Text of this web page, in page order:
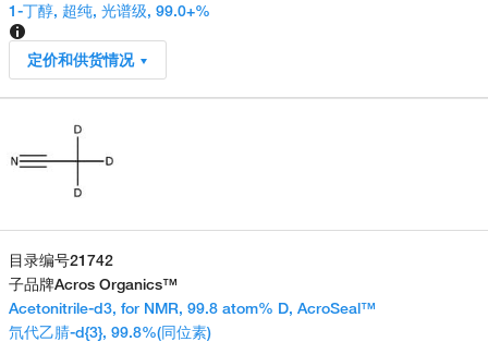
1-丁醇, 超纯, 光谱级, 99.0+%
定价和供货情况
目录编号21742
子品牌Acros Organics™
Acetonitrile-d3, for NMR, 99.8 atom% D, AcroSeal™
氘代乙腈-d{3}, 99.8%(同位素)